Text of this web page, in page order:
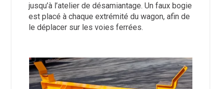
jusqu’à l’atelier de désamiantage. Un faux bogie
est placé à chaque extrémité du wagon, afin de
le déplacer sur les voies ferrées.